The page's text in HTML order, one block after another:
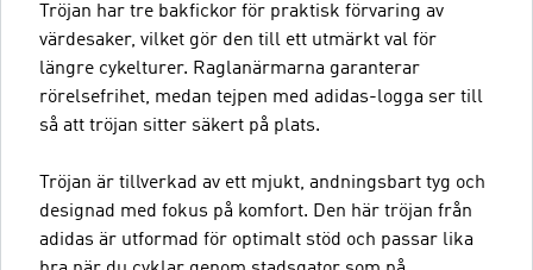
Tröjan har tre bakfickor för praktisk förvaring av
värdesaker, vilket gör den till ett utmärkt val för
längre cykelturer. Raglanärmarna garanterar
rörelsefrihet, medan tejpen med adidas-logga ser till
så att tröjan sitter säkert på plats.
Tröjan är tillverkad av ett mjukt, andningsbart tyg och
designad med fokus på komfort. Den här tröjan från
adidas är utformad för optimalt stöd och passar lika